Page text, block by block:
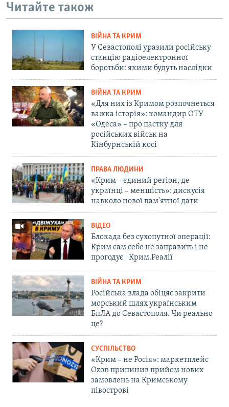
Читайте також
ВІЙНА ТА КРИМ
У Севастополі уразили російську
станцію радіоелектронної
боротьби: якими будуть наслідки
ВІЙНА ТА КРИМ
«Для них із Кримом розпочнеться
важка історія»: командир ОТУ
«Одеса» – про пастку для
російських військ на
Кінбурнській косі
ПРАВА ЛЮДИНИ
«Крим – єдиний регіон, де
українці – меншість»: дискусія
навколо нової пам'ятної дати
ВІДЕО
Блокада без сухопутної операції:
Крим сам себе не заправить і не
прогодує | Крим.Реалії
ВІЙНА ТА КРИМ
Російська влада обіцяє закрити
морський шлях українським
БпЛА до Севастополя. Чи реально
це?
СУСПІЛЬСТВО
«Крим – не Росія»: маркетплейс
Ozon припинив прийом нових
замовлень на Кримському
півострові